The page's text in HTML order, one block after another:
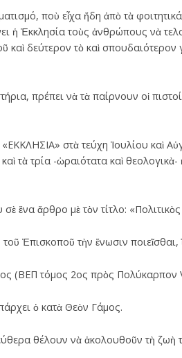
ποὺ εἶχα ἤδη ἀπὸ τὰ
ἡ Ἐκκλησία τοὺς ἀνθρώπους νὰ
δεύτερον τὸ καὶ σπουδαιότερον
πρέπει νὰ τὰ παίρνουν οἱ
στὰ τεύχη Ἰουλίου καὶ
τὰ τρία -ὡραιότατα καὶ
ἕνα ἄρθρο μὲ τὸν τίτλο:
Ἐπισκοποῦ τὴν ἕνωσιν ποιεῖσθαι,
(ΒΕΠ τόμος 2ος πρὸς Πολύκαρπον
ὁ κατὰ Θεὸν Γάμος.
θέλουν νὰ ἀκολουθοῦν τὴ ζωὴ